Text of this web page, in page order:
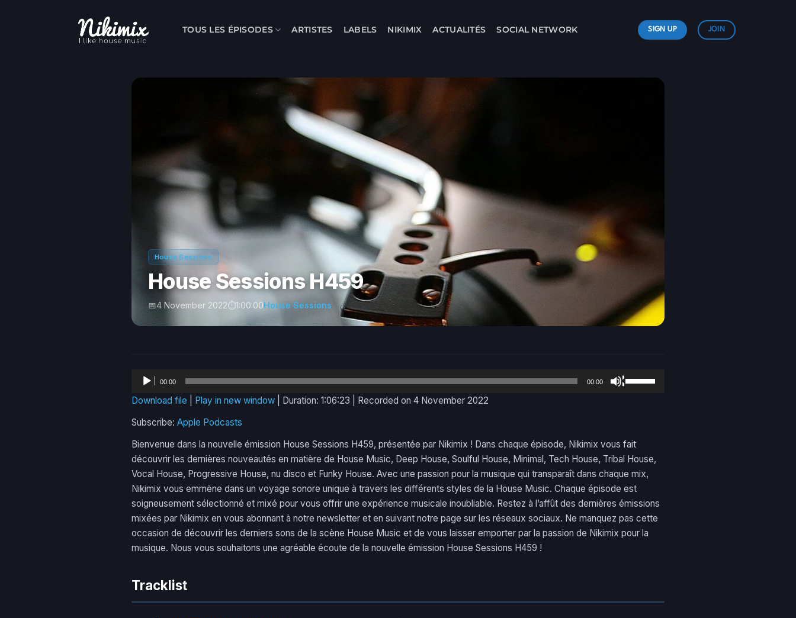
TOUS LES ÉPISODES ARTISTES LABELS NIKIMIX ACTUALITÉS SOCIAL NETWORK SIGN UP JOIN
House Sessions
House Sessions H459
4 November 2022 1:00:00House Sessions
Audio
00:00 00:00
increase
or
decrease
volume.
Download file Play in new window Duration: 1:06:23
Recorded on 4 November 2022
Subscribe: Apple Podcasts
Bienvenue dans la nouvelle émission House Sessions H459, présentée par Nikimix ! Dans chaque épisode, Nikimix vous fait
découvrir les dernières nouveautés en matière de House Music, Deep House, Soulful House, Minimal, Tech House, Tribal House,
Vocal House, Progressive House, nu disco et Funky House. Avec une passion pour la musique qui transparaît dans chaque mix,
Nikimix vous emmène dans un voyage sonore unique à travers les différents styles de la House Music. Chaque épisode est
soigneusement sélectionné et mixé pour vous offrir une expérience musicale inoubliable. Restez à l’affût des dernières émissions
mixées par Nikimix en vous abonnant à notre newsletter et en suivant notre page sur les réseaux sociaux. Ne manquez pas cette
occasion de découvrir les derniers sons de la scène House Music et de vous laisser emporter par la passion de Nikimix pour la
musique. Nous vous souhaitons une agréable écoute de la nouvelle émission House Sessions H459 !
Tracklist